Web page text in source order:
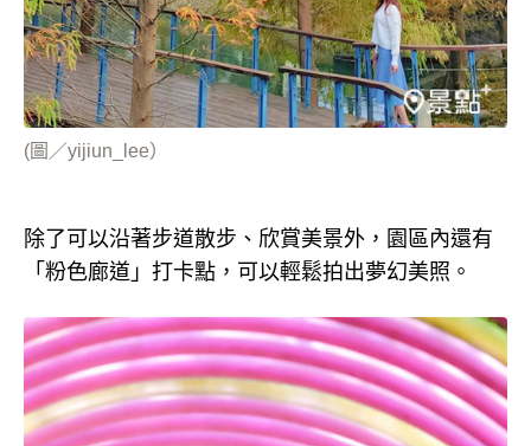
(圖／yijiun_lee）
除了可以沿著步道散步、欣賞美景外，園區內還有
「粉色廊道」打卡點，可以輕鬆拍出夢幻美照。